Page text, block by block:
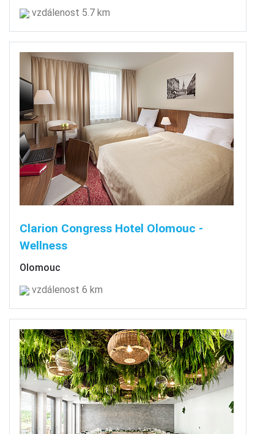
vzdálenost 5.7 km
Clarion Congress Hotel Olomouc -
Wellness
Olomouc
vzdálenost 6 km